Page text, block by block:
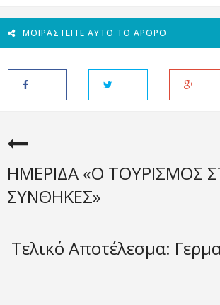
ΜΟΙΡΑΣΤΕΊΤΕ ΑΥΤΌ ΤΟ ΆΡΘΡΟ
ΗΜΕΡΙΔΑ «Ο ΤΟΥΡΙΣΜΟΣ
ΣΥΝΘΗΚΕΣ»
Τελικό Αποτέλεσμα: